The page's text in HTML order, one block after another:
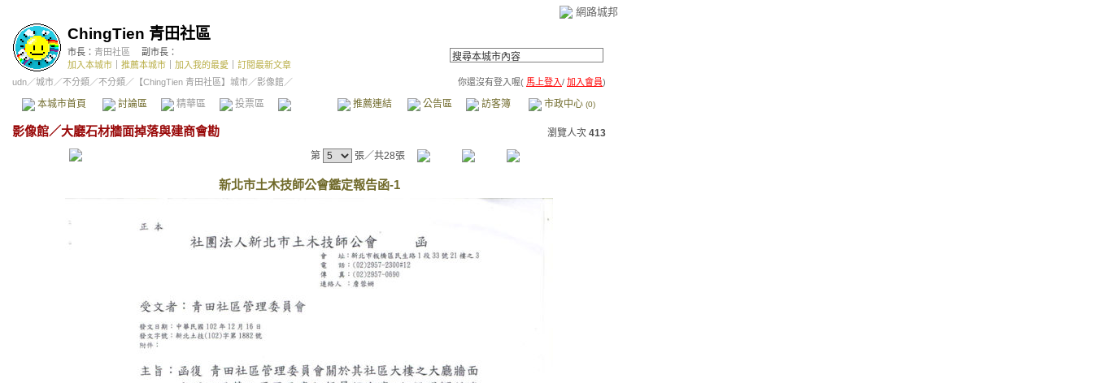
網路城邦
ChingTien 青田社區
市長： 青田社區
副市長：
加入本城市
推薦本城市 加入我的最愛
訂閱最新文章
udn／城市／不分類 ／不分類 ／ 【ChingTien 青田社區】城市／影像館／ 你還沒有登入喔( 馬上登入/ 加入會員)
本城市首頁 討論區 精華區 投票區 影像館 推薦連結 公告區 訪客簿 市政中心 (0)
影像館／大廳石材牆面掉落與建商會勘 瀏覽人次 413
第
張／共28張
新北市土木技師公會鑑定報告函-1